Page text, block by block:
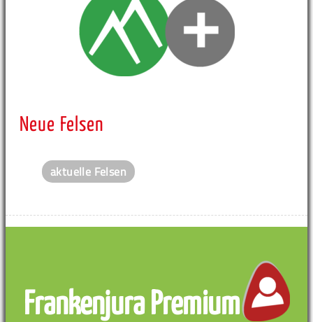
Neue Felsen
aktuelle Felsen
Frankenjura Premium